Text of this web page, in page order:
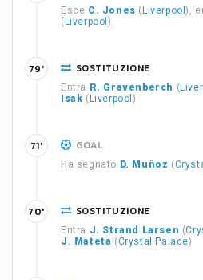
Esce C. Jones ( Liverpool),
( Liverpool)
SOSTITUZIONE
Entra R. Gravenberch (
Isak ( Liverpool)
79'
GOAL
Ha segnato D. Muñoz (
71'
SOSTITUZIONE
Entra J. Strand Larsen (
J. Mateta (Crystal Palace)
70'